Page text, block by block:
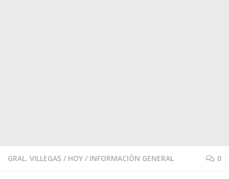
GRAL. VILLEGAS / HOY / INFORMACIÓN GENERAL 0